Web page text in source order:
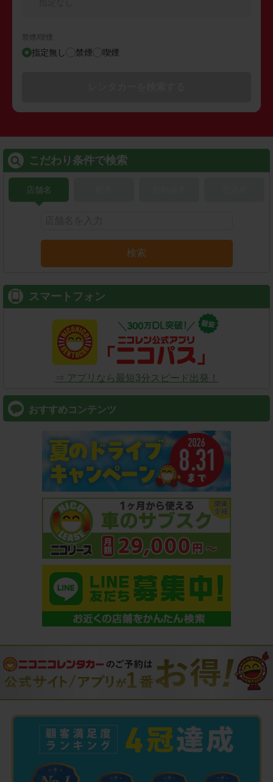
禁煙/喫煙
指定無し 禁煙 喫煙
こだわり条件で検索
店舗名
検索
スマートフォン
⇒ アプリなら最短3分スピード出発！
おすすめコンテンツ